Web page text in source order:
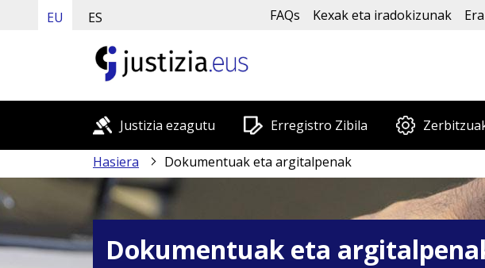
EU ES FAQs Kexak eta iradokizunak
Justizia ezagutu Erregistro Zibila
Hasiera Dokumentuak eta argitalpenak
Dokumentuak eta